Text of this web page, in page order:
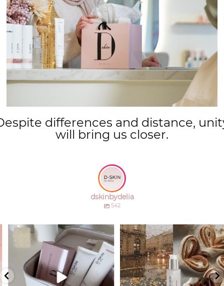
differences and distance,
will bring us closer.
dskinbydelia
542
Boost je herfstglow met D-SKIN
essentials!
...
40 2
Good bye expressielijntjes met
BOTU-LIKE...
56 0